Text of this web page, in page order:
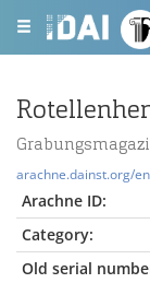
arachne.dainst.org/
Arachne ID:
Category:
Old serial